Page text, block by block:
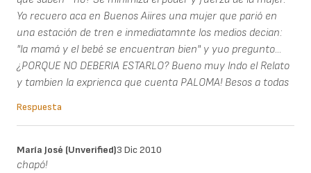
Yo recuero aca en Buenos Aiires una mujer que parió en
una estación de tren e inmediatamnte los medios decian:
"la mamá y el bebé se encuentran bien" y yuo pregunto...
¿PORQUE NO DEBERIA ESTARLO? Bueno muy lndo el Relato
y tambien la exprienca que cuenta PALOMA! Besos a todas
Respuesta
María José (unverified)3 Dic 2010
chapó!